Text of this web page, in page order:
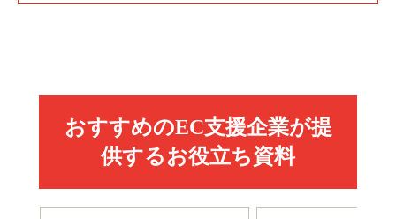
副業
￥1,870
小さな会社は戦略が9割
カラダ2026／宮舘涼太]
￥880
anan(アンアン)2026/06/24号 No.2500増刊
スペシャルエディション[王道エンタメの矜持／
￥1,100
イシューからはじめよ［改訂版］――知的生産の「シンプ
ルな本質」
￥2,200